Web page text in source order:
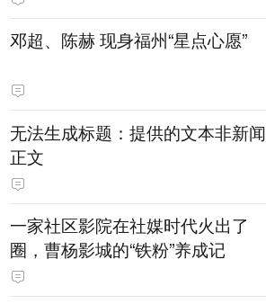
邓超、陈赫 现身福州“星点心愿”
无法生成标题：提供的文本非新闻
正文
一家社区影院在社媒时代火出了
圈，曹杨影城的“铁粉”养成记